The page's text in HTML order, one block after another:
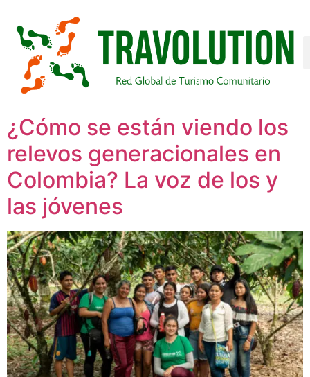
¿Cómo se están viendo los
relevos generacionales en
Colombia? La voz de los y
las jóvenes